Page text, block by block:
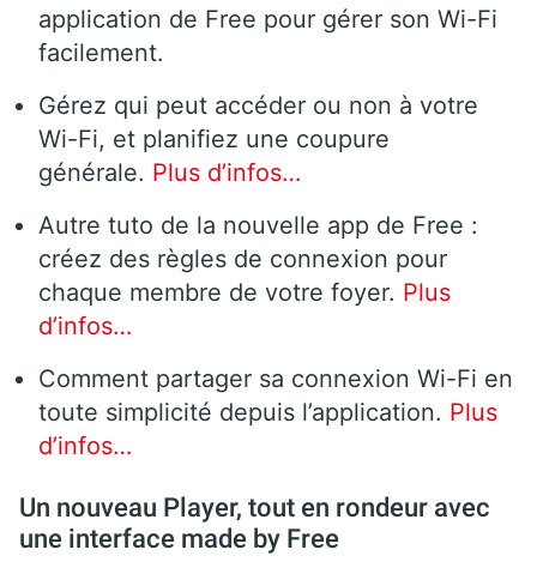
application de Free pour gérer son Wi-Fi
facilement.
Gérez qui peut accéder ou non à votre
Wi-Fi, et planifiez une coupure
générale. Plus d’infos…
Autre tuto de la nouvelle app de Free :
créez des règles de connexion pour
chaque membre de votre foyer. Plus
d’infos…
Comment partager sa connexion Wi-Fi en
toute simplicité depuis l’application. Plus
d’infos…
Un nouveau Player, tout en rondeur avec
une interface made by Free